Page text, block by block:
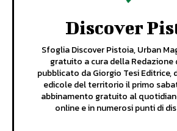
Discover
Sfoglia Discover Pistoia, Urban
gratuito a cura della Redazione
pubblicato da Giorgio Tesi Editrice,
edicole del territorio il primo
abbinamento gratuito al
online e in numerosi punti di